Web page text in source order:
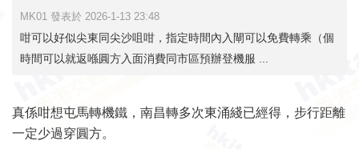
MK01 發表於 2026-1-13 23:48
咁可以好似尖東同尖沙咀咁，指定時間內入閘可以免費轉乘（個
時間可以就返喺圓方入面消費同市區預辦登機服 ...
真係咁想屯馬轉機鐵，南昌轉多次東涌綫已經得，步行距離
一定少過穿圓方。